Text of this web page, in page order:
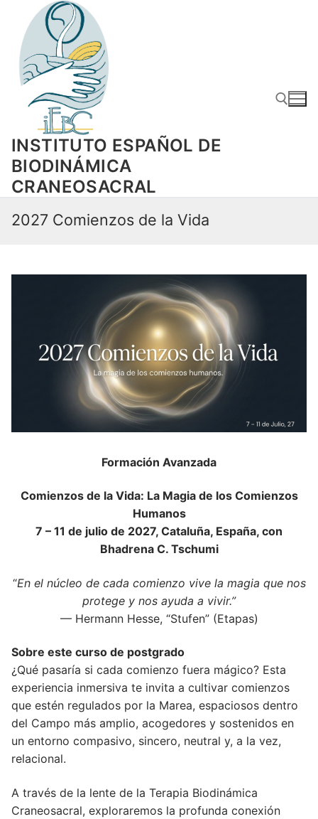
contenido
INSTITUTO ESPAÑOL DE
BIODINÁMICA
CRANEOSACRAL
2027 Comienzos de la Vida
Formación Avanzada
Comienzos de la Vida: La Magia de los Comienzos
Humanos
7 – 11 de julio de 2027, Cataluña, España, con
Bhadrena C. Tschumi
“En el núcleo de cada comienzo vive la magia que nos
protege y nos ayuda a vivir.”
— Hermann Hesse, “Stufen” (Etapas)
Sobre este curso de postgrado
¿Qué pasaría si cada comienzo fuera mágico? Esta
experiencia inmersiva te invita a cultivar comienzos
que estén regulados por la Marea, espaciosos dentro
del Campo más amplio, acogedores y sostenidos en
un entorno compasivo, sincero, neutral y, a la vez,
relacional.
A través de la lente de la Terapia Biodinámica
Craneosacral, exploraremos la profunda conexión